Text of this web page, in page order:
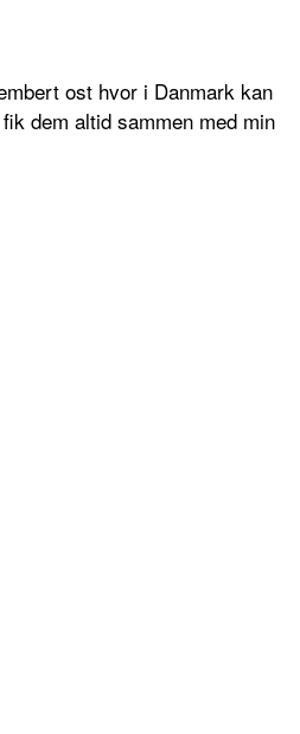
ost hvor i Danmark kan
dem altid sammen med min